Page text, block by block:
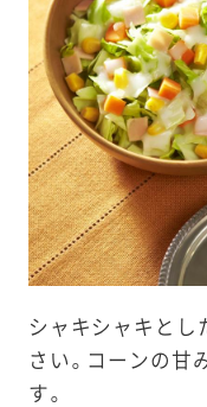
r
c
h
シャキシャキとし
さい。コーンの甘
す。